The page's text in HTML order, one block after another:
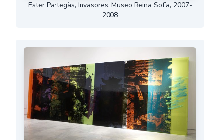
Ester Partegàs, Invasores. Museo Reina Sofía, 2007-
2008